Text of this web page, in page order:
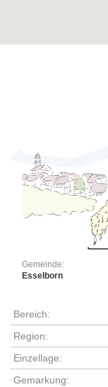
Gemeinde:
Esselborn
Bereich:
Region:
Einzellage:
Gemarkung: